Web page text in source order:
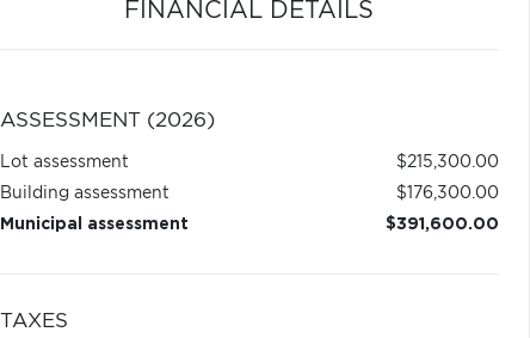
FINANCIAL DETAILS
ASSESSMENT (2026)
Lot assessment
$215,300.00
Building assessment
$176,300.00
Municipal assessment
$391,600.00
TAXES